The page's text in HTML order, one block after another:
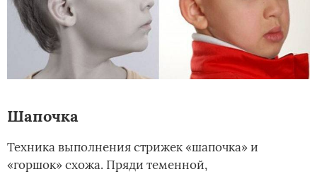
Шапочка
Техника выполнения стрижек «шапочка» и
«горшок» схожа. Пряди теменной,